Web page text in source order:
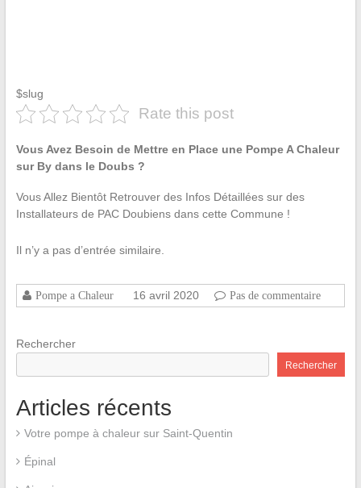
$slug
Rate this post
Vous Avez Besoin de Mettre en Place une Pompe A Chaleur
sur By dans le Doubs ?
Vous Allez Bientôt Retrouver des Infos Détaillées sur des
Installateurs de PAC Doubiens dans cette Commune !
Il n’y a pas d’entrée similaire.
Pompe a Chaleur 16 avril 2020 Pas de commentaire
Rechercher
Rechercher
Articles récents
Votre pompe à chaleur sur Saint-Quentin
Épinal